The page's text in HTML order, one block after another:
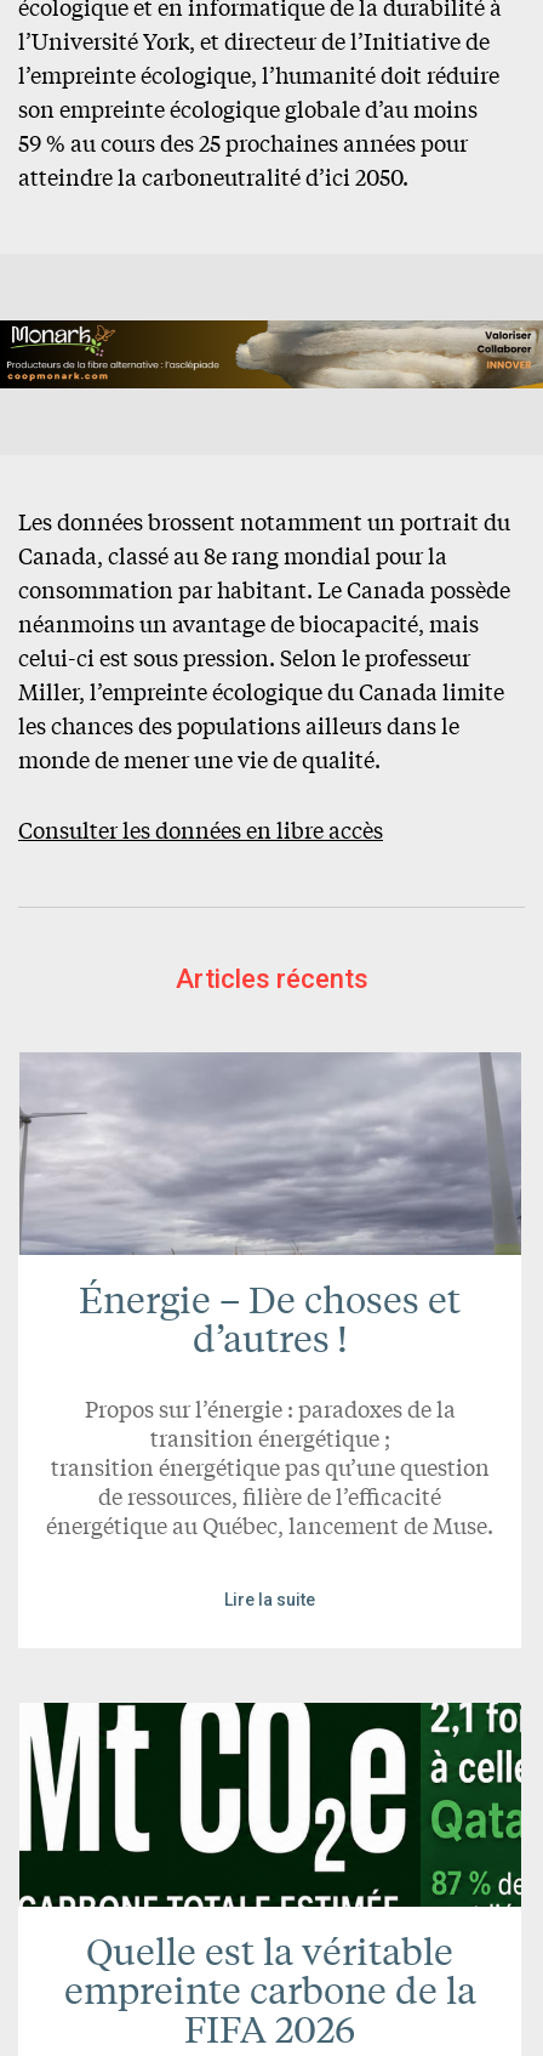
écologique et en informatique de la durabilité à
l’Université York, et directeur de l’Initiative de
l’empreinte écologique, l’humanité doit réduire
son empreinte écologique globale d’au moins
59 % au cours des 25 prochaines années pour
atteindre la carboneutralité d’ici 2050.
Les données brossent notamment un portrait du
Canada, classé au 8e rang mondial pour la
consommation par habitant. Le Canada possède
néanmoins un avantage de biocapacité, mais
celui-ci est sous pression. Selon le professeur
Miller, l’empreinte écologique du Canada limite
les chances des populations ailleurs dans le
monde de mener une vie de qualité.
Consulter les données en libre accès
Articles récents
Énergie – De choses et
d’autres !
Propos sur l’énergie : paradoxes de la
transition énergétique ;
transition énergétique pas qu’une question
de ressources, filière de l’efficacité
énergétique au Québec, lancement de Muse.
Lire la suite
Quelle est la véritable
empreinte carbone de la
FIFA 2026